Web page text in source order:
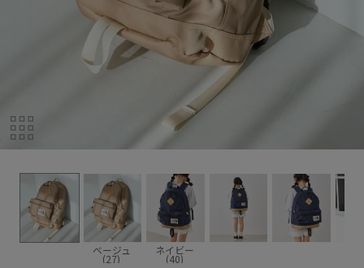
ベージュ
(27)
ネイビー
(40)